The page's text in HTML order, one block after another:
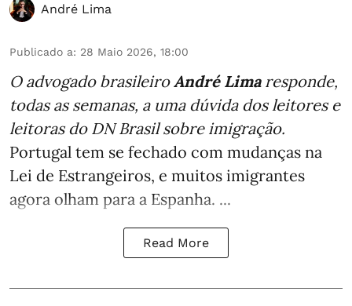
André Lima
Publicado a: 28 Maio 2026, 18:00
O advogado brasileiroAndré Limaresponde,
todas as semanas, a uma dúvida dos leitores e
leitoras do DN Brasil sobre imigração.
Portugal tem se fechado com mudanças na
Lei de Estrangeiros, e muitos imigrantes
agora olham para a Espanha. ...
Read More